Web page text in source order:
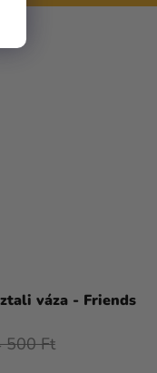
váza - Friends
500 Ft